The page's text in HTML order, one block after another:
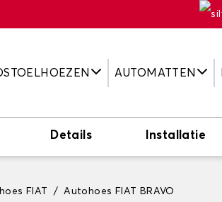
AUTOMATTEN
Details Installatie
FIAT Autohoes FIAT BRAVO